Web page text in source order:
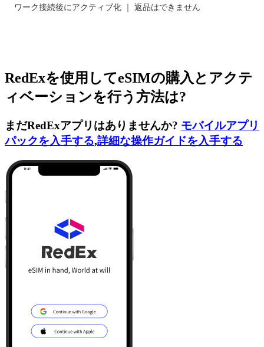
ワーク接続後にアクティブ化 ｜ 返品はできません
RedExを使用してeSIMの購入とアクテ
ィベーションを行う方法は?
まだRedExアプリはありませんか? モバイルアプリ
パックを入手する,詳細な操作ガイドを入手する